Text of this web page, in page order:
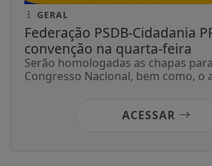
GERAL
Federação PSDB-Cidadania
convenção na quarta-feira
Serão homologadas as chapas
Congresso Nacional, bem como, o
ACESSAR